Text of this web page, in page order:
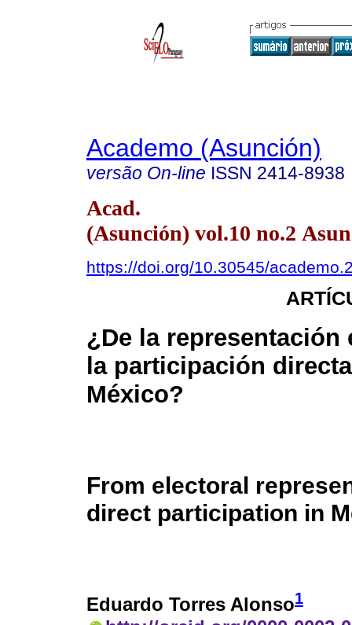
Academo (Asunción)
versão On-line ISSN 2414-8938
Acad.
(Asunción) vol.10 no.2
https://doi.org/10.30545/
¿De la representación
la participación
México?
From electoral
direct participation in
Eduardo Torres Alonso1